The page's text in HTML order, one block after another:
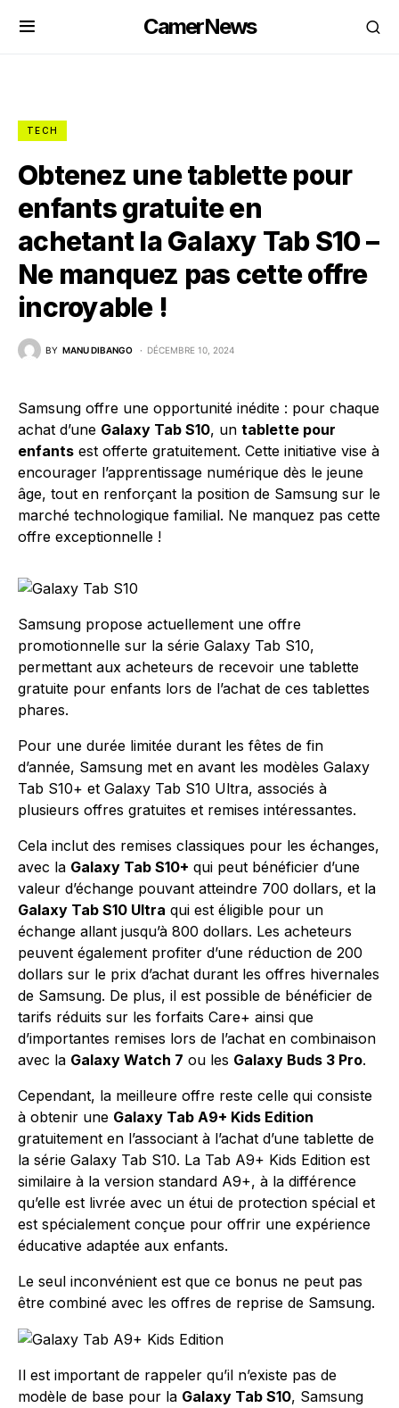
CamerNews
TECH
Obtenez une tablette pour
enfants gratuite en
achetant la Galaxy Tab S10 –
Ne manquez pas cette offre
incroyable !
BY MANU DIBANGO DÉCEMBRE 10, 2024
Samsung offre une opportunité inédite : pour chaque
achat d’une Galaxy Tab S10, un tablette pour
enfants est offerte gratuitement. Cette initiative vise à
encourager l’apprentissage numérique dès le jeune
âge, tout en renforçant la position de Samsung sur le
marché technologique familial. Ne manquez pas cette
offre exceptionnelle !
Samsung propose actuellement une offre
promotionnelle sur la série Galaxy Tab S10,
permettant aux acheteurs de recevoir une tablette
gratuite pour enfants lors de l’achat de ces tablettes
phares.
Pour une durée limitée durant les fêtes de fin
d’année, Samsung met en avant les modèles Galaxy
Tab S10+ et Galaxy Tab S10 Ultra, associés à
plusieurs offres gratuites et remises intéressantes.
Cela inclut des remises classiques pour les échanges,
avec la Galaxy Tab S10+ qui peut bénéficier d’une
valeur d’échange pouvant atteindre 700 dollars, et la
Galaxy Tab S10 Ultra qui est éligible pour un
échange allant jusqu’à 800 dollars. Les acheteurs
peuvent également profiter d’une réduction de 200
dollars sur le prix d’achat durant les offres hivernales
de Samsung. De plus, il est possible de bénéficier de
tarifs réduits sur les forfaits Care+ ainsi que
d’importantes remises lors de l’achat en combinaison
avec la Galaxy Watch 7 ou les Galaxy Buds 3 Pro.
Cependant, la meilleure offre reste celle qui consiste
à obtenir une Galaxy Tab A9+ Kids Edition
gratuitement en l’associant à l’achat d’une tablette de
la série Galaxy Tab S10. La Tab A9+ Kids Edition est
similaire à la version standard A9+, à la différence
qu’elle est livrée avec un étui de protection spécial et
est spécialement conçue pour offrir une expérience
éducative adaptée aux enfants.
Le seul inconvénient est que ce bonus ne peut pas
être combiné avec les offres de reprise de Samsung.
Il est important de rappeler qu’il n’existe pas de
modèle de base pour la Galaxy Tab S10, Samsung